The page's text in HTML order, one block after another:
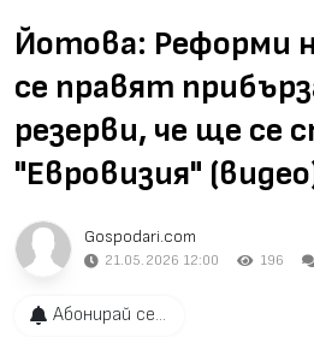
Йотова: Реформи
се правят
резерви, че ще се
"Евровизия"
Gospodari.com
21.05.2026 12:00 196
Абонирай се...